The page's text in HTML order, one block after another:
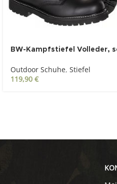
BW-Kampfstiefel Volleder,
Outdoor Schuhe, Stiefel
119,90 €